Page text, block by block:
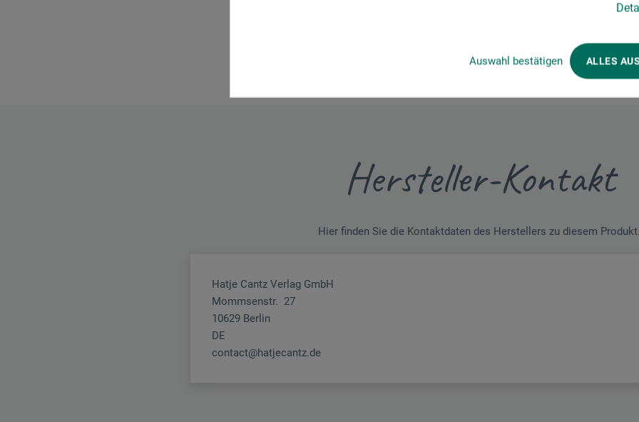
Auswahl bestätigen ALLES
Hersteller-Kontakt
Hier finden Sie die Kontaktdaten des Herstellers zu diesem
Hatje Cantz Verlag GmbH
Mommsenstr. 27
10629 Berlin
DE
contact@hatjecantz.de